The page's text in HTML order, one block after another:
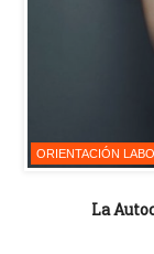
ORIENTACIÓN
La